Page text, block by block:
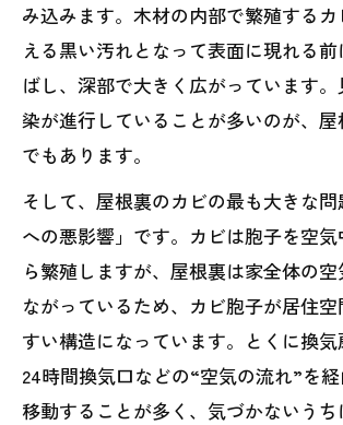
み込みます。木材の内部で繁殖する
える黒い汚れとなって表面に現れる
ばし、深部で大きく広がっています
染が進行していることが多いのが、
でもあります。
そして、屋根裏のカビの最も大きな
への悪影響」です。カビは胞子を空
ら繁殖しますが、屋根裏は家全体の
ながっているため、カビ胞子が居住
すい構造になっています。とくに換気
24時間換気口などの“空気の流れ”を
移動することが多く、気づかないう